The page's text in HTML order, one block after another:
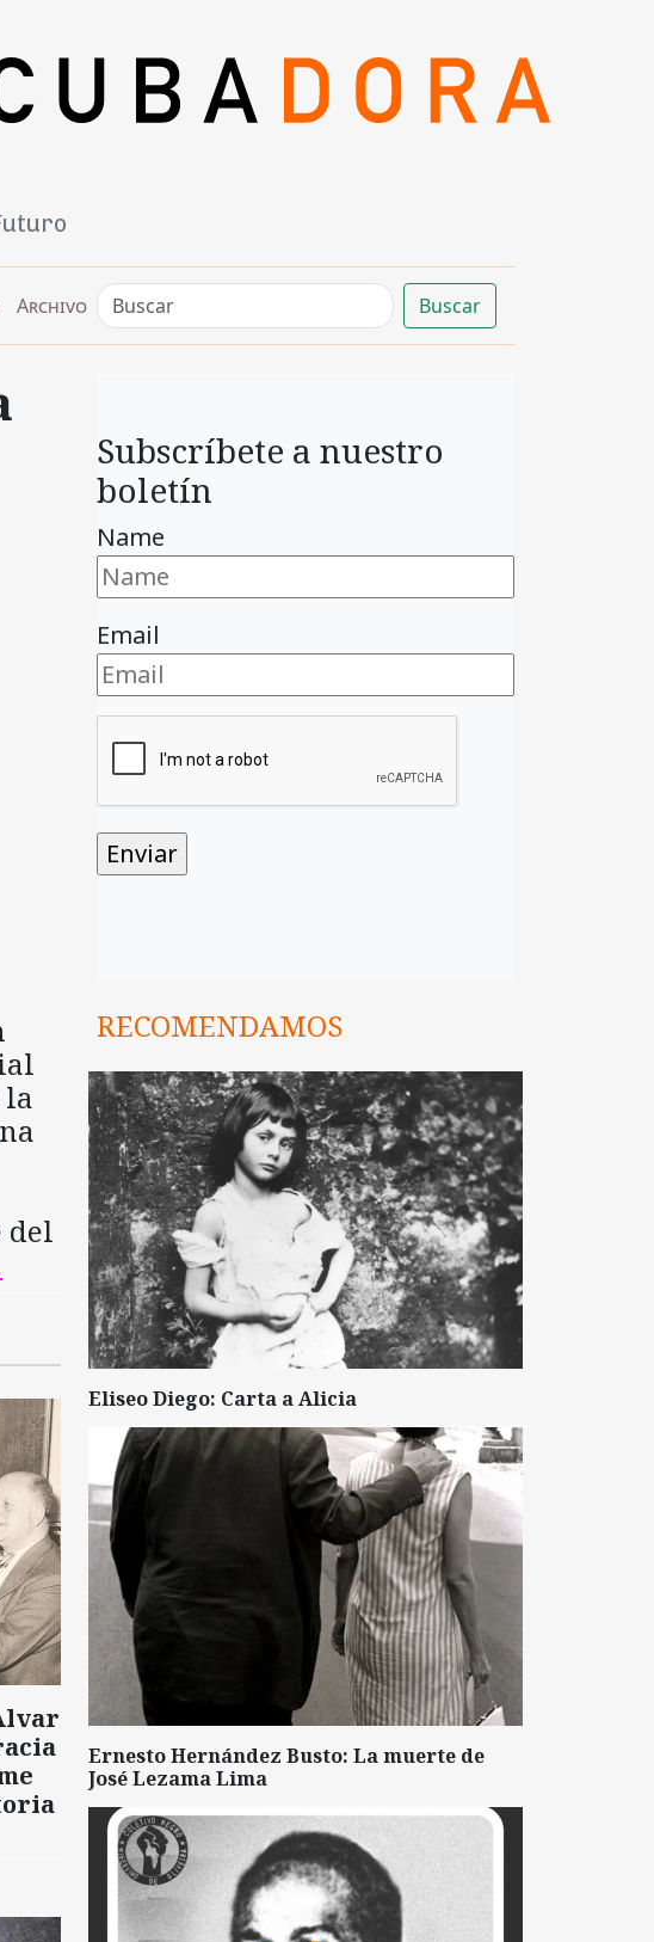
Archivo Buscar
la
del
Subscríbete a nuestro
boletín
Name
Email
RECOMENDAMOS
Eliseo Diego: Carta a Alicia
Ernesto Hernández Busto: La muerte de
José Lezama Lima